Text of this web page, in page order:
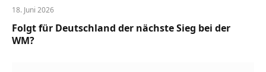
18. Juni 2026
Folgt für Deutschland der nächste Sieg bei der
WM?